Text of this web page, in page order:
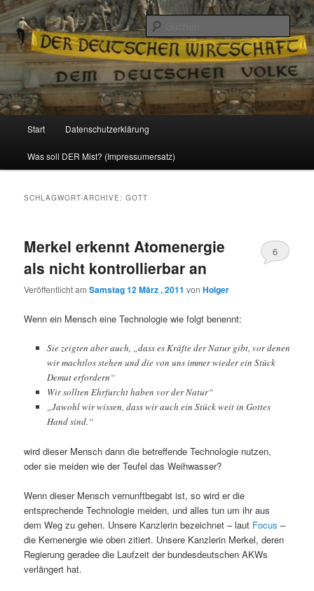
Reizzentrum
Politik, Wirtschaft, Soziales und Gesellschaft
Zum
Inhalt
Zum
sekundären
Start Datenschutzerklärung
Was soll DER Mist? (Impressumersatz)
SCHLAGWORT-ARCHIVE:GOTT
Merkel erkennt Atomenergie
als nicht kontrollierbar an
Veröffentlicht amSamstag 12 März , 2011 vonHolger
6
Wenn ein Mensch eine Technologie wie folgt benennt:
Sie zeigten aber auch, „dass es Kräfte der Natur gibt, vor denen
wir machtlos stehen und die von uns immer wieder ein Stück
Demut erfordern“
Wir sollten Ehrfurcht haben vor der Natur“
„Jawohl wir wissen, dass wir auch ein Stück weit in Gottes
Hand sind.“
wird dieser Mensch dann die betreffende Technologie nutzen,
oder sie meiden wie der Teufel das Weihwasser?
Wenn dieser Mensch vernunftbegabt ist, so wird er die
entsprechende Technologie meiden, und alles tun um ihr aus
dem Weg zu gehen. Unsere Kanzlerin bezeichnet – laut Focus –
die Kernenergie wie oben zitiert. Unsere Kanzlerin Merkel, deren
Regierung geradee die Laufzeit der bundesdeutschen AKWs
verlängert hat.